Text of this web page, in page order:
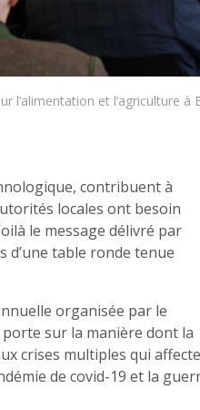
l’alimentation et l’agriculture à
contribuent à
locales ont besoin
le message délivré par
d’une table ronde tenue
organisée par le
porte sur la manière dont la
crises multiples qui
de covid-19 et la